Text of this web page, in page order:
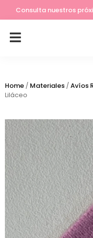
Lleva tu
Home / Materiales /Avíos
Liláceo